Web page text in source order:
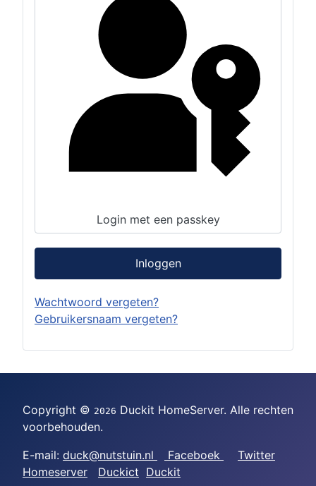
Login met een passkey
Inloggen
Wachtwoord vergeten?
Gebruikersnaam vergeten?
Copyright © 2026 Duckit HomeServer. Alle rechten
voorbehouden.
E-mail: duck@nutstuin.nl Faceboek
Twitter
Homeserver
Duckict Duckit